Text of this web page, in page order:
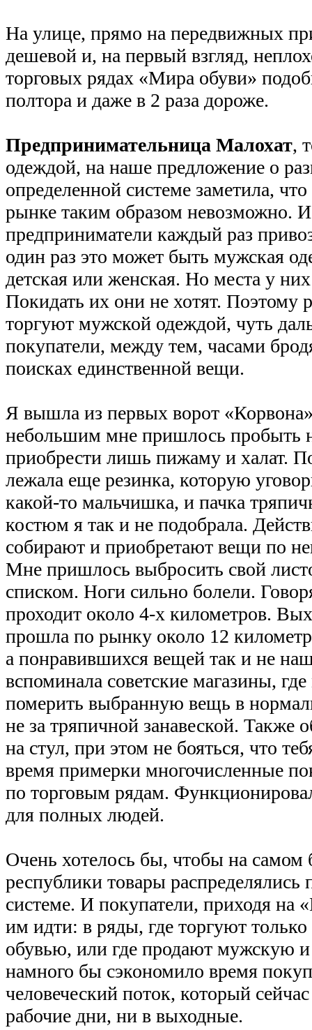
На улице, прямо на передвижных
дешевой и, на первый взгляд,
торговых рядах «Мира обуви»
полтора и даже в 2 раза дороже.
Предпринимательница Малохат,
одеждой, на наше предложение о
определенной системе заметила,
рынке таким образом невозможно.
предприниматели каждый раз
один раз это может быть мужская
детская или женская. Но места у
Покидать их они не хотят. Поэтому
торгуют мужской одеждой, чуть
покупатели, между тем, часами
поисках единственной вещи.
Я вышла из первых ворот
небольшим мне пришлось пробыть
приобрести лишь пижаму и халат.
лежала еще резинка, которую
какой-то мальчишка, и пачка
костюм я так и не подобрала.
собирают и приобретают вещи по
Мне пришлось выбросить свой
списком. Ноги сильно болели.
проходит около 4-х километров.
прошла по рынку около 12
а понравившихся вещей так и не
вспоминала советские магазины,
померить выбранную вещь в
не за тряпичной занавеской. Также
на стул, при этом не бояться, что
время примерки многочисленные
по торговым рядам.
для полных людей.
Очень хотелось бы, чтобы на
республики товары распределялись
системе. И покупатели, приходя на
им идти: в ряды, где торгуют
обувью, или где продают мужскую
намного бы сэкономило время
человеческий поток, который
рабочие дни, ни в выходные.